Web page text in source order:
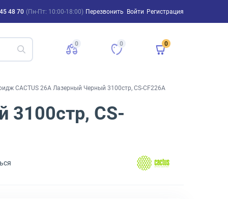
48 70 (Пн-Пт: 10:00-18:00) Перезвонить Войти Регистрация
0 0 0
CACTUS 26A Лазерный Черный 3100стр, CS-CF226A
3100стр, CS-